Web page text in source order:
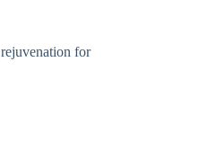
rejuvenation for